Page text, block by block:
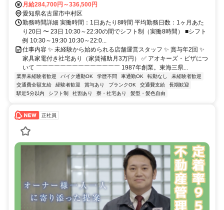
名古屋市内の複数店舗
月給284,700円～336,500円
愛知県名古屋市中村区
勤務時間詳細 実働時間：1日あたり8時間 平均勤務日数：1ヶ月あた
り20日 〜 23日 10:30～22:30の間でシフト制（実働8時間） ■シフト
例 10:30～19:30 10:30～22:0...
仕事内容 ✨ 未経験から始められる店舗運営スタッフ ✨ 賞与年2回 ✨
家具家電付き社宅あり（家賃補助月3万円） ✅ アオキーズ・ピザにつ
いて ￣￣￣￣￣￣￣￣￣￣￣￣￣￣ 1987年創業。東海三県...
業界未経験者歓迎 バイク通勤OK 学歴不問 車通勤OK 転勤なし
未経験者歓迎
交通費全額支給
経験者歓迎 賞与あり ブランクOK 交通費支給
長期歓迎
駅近5分以内
シフト制 社割あり 寮・社宅あり 髪型・髪色自由
正社員